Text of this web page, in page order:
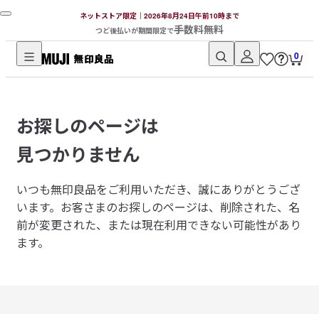
ネットストア限定｜2026年8月24日午前10時まで
つど後払いが期間限定で手数料無料
無
品
ネ
ッ
ト
ス
ト
ア
0
お探しのページは
見つかりません
いつも無印良品をご利用いただき、誠にありがとうござ
います。 お客さまのお探しのページは、削除された、名
前が変更された、または現在利用できない可能性があり
ます。